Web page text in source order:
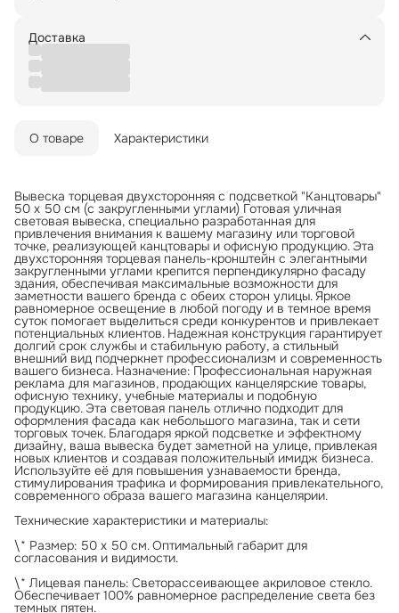
Доставка
О товаре Характеристики
Вывеска торцевая двухсторонняя с подсветкой "Канцтовары"
50 х 50 см (с закругленными углами) Готовая уличная
световая вывеска, специально разработанная для
привлечения внимания к вашему магазину или торговой
точке, реализующей канцтовары и офисную продукцию. Эта
двухсторонняя торцевая панель-кронштейн с элегантными
закругленными углами крепится перпендикулярно фасаду
здания, обеспечивая максимальные возможности для
заметности вашего бренда с обеих сторон улицы. Яркое
равномерное освещение в любой погоду и в темное время
суток помогает выделиться среди конкурентов и привлекает
потенциальных клиентов. Надежная конструкция гарантирует
долгий срок службы и стабильную работу, а стильный
внешний вид подчеркнет профессионализм и современность
вашего бизнеса. Назначение: Профессиональная наружная
реклама для магазинов, продающих канцелярские товары,
офисную технику, учебные материалы и подобную
продукцию. Эта световая панель отлично подходит для
оформления фасада как небольшого магазина, так и сети
торговых точек. Благодаря яркой подсветке и эффектному
дизайну, ваша вывеска будет заметной на улице, привлекая
новых клиентов и создавая положительный имидж бизнеса.
Используйте её для повышения узнаваемости бренда,
стимулирования трафика и формирования привлекательного,
современного образа вашего магазина канцелярии.
Технические характеристики и материалы:
\* Размер: 50 х 50 см. Оптимальный габарит для
согласования и видимости.
\* Лицевая панель: Светорассеивающее акриловое стекло.
Обеспечивает 100% равномерное распределение света без
темных пятен.